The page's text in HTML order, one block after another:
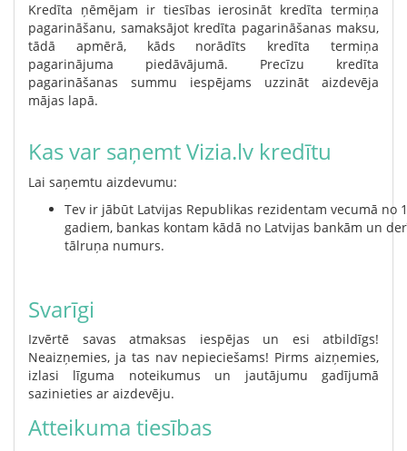
Kredīta ņēmējam ir tiesības ierosināt kredīta termiņa
pagarināšanu, samaksājot kredīta pagarināšanas maksu,
tādā apmērā, kāds norādīts kredīta termiņa
pagarinājuma piedāvājumā. Precīzu kredīta
pagarināšanas summu iespējams uzzināt aizdevēja
mājas lapā.
Kas var saņemt Vizia.lv kredītu
Lai saņemtu aizdevumu:
Tev ir jābūt Latvijas Republikas rezidentam vecumā no
gadiem, bankas kontam kādā no Latvijas bankām un
tālruņa numurs.
Svarīgi
Izvērtē savas atmaksas iespējas un esi atbildīgs!
Neaizņemies, ja tas nav nepieciešams! Pirms aizņemies,
izlasi līguma noteikumus un jautājumu gadījumā
sazinieties ar aizdevēju.
Atteikuma tiesības